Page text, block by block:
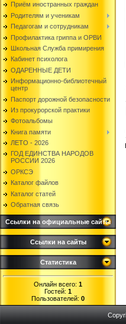
Приём иностранных граждан
Родителям и ученикам
Педагогам и сотрудникам
Профилактика гриппа и ОРВИ
Школьная Служба примирения
Кабинет психолога
ОДАРЕННЫЕ ДЕТИ
Информационно-библиотечный
центр
Паспорт дорожной безопасности
Из прокурорской практики
Фотоальбомы
Книга памяти
ЛЕТО - 2026
ГОД ЕДИНСТВА НАРОДОВ
РОССИИ 2026
ОРКСЭ
Каталог файлов
Каталог статей
Обратная связь
Ссылки на официальные сайты
Ссылки на сайты
Статистика
Онлайн всего: 1
Гостей: 1
Пользователей: 0